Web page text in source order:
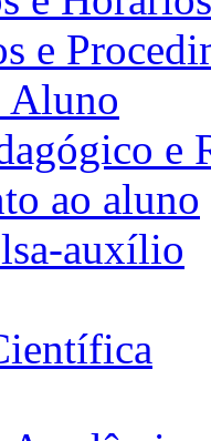
e
Aluno
e
ao aluno
auxílio